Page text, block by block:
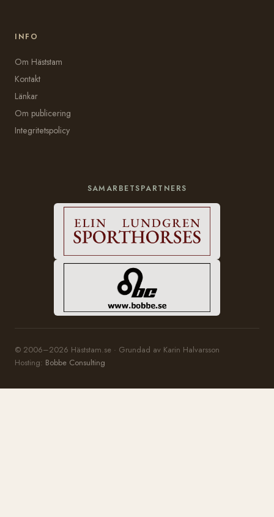
INFO
Om Häststam
Kontakt
Länkar
Om publicering
Integritetspolicy
SAMARBETSPARTNERS
© 2006–2026 Häststam.se · Grundad av Karin Halvarsson
Hosting: Bobbe Consulting